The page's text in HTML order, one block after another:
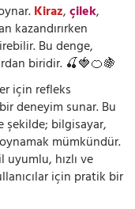
Kiraz,çilek,
kazandırırken
Bu denge,
biridir. 🍒🍓🍊🍇
için refleks
deneyim sunar. Bu
bilgisayar,
mümkündür.
hızlı ve
için pratik bir